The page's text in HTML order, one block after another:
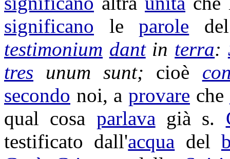
significano leparole
testimonium dantin terra:
tres unum sunt; cioè
secondo noi, a provare che
qual cosa parlava già s.
testificato dall'acqua del